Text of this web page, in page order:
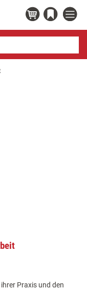
Praxis und den